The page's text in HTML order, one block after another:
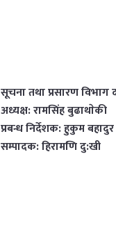
सूचना तथा प्रसारण
अध्यक्ष: रामसिंह बुढाथाेकी
प्रबन्ध निर्देशक: हुकुम
सम्पादक: हिरामणि दु:खी